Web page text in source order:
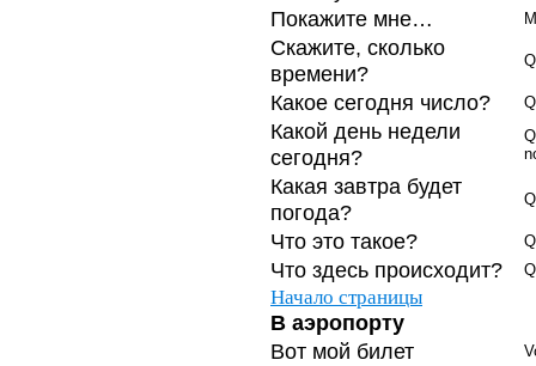
Покажите мне…
Скажите, сколько
времени?
Какое сегодня число?
Какой день недели
сегодня?
Какая завтра будет
погода?
Что это такое?
Что здесь происходит?
Начало страницы
В аэропорту
Вот мой билет